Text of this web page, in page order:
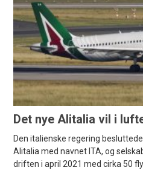
Det nye Alitalia vil i
Den italienske regering
Alitalia med navnet ITA, og
driften i april 2021 med cirka 50